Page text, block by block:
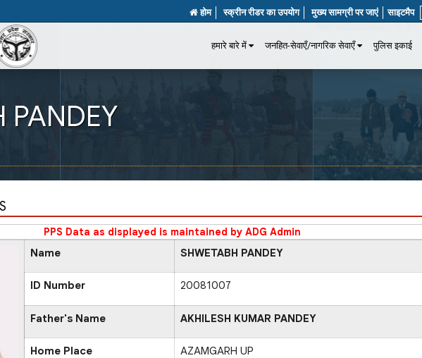
होम स्क्रीन रीडर का उपयोग मुख्य सामग्री पर जाएं साइटमैप
हमारे बारे में जनहित-सेवाएँ/नागरिक सेवाएँ पुलिस इकाई
PANDEY
PPS Data as displayed is maintained by ADG Admin
Name
SHWETABH PANDEY
ID Number 20081007
Father's Name AKHILESH KUMAR PANDEY
Home Place AZAMGARH UP